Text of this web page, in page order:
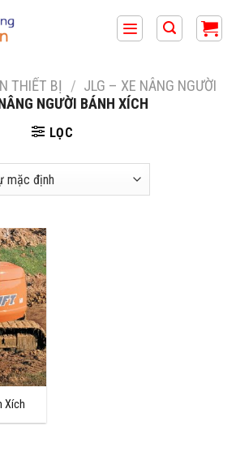
THIẾT BỊ / JLG – XE NÂNG NGƯỜI
NGƯỜI BÁNH XÍCH
LỌC
Xích